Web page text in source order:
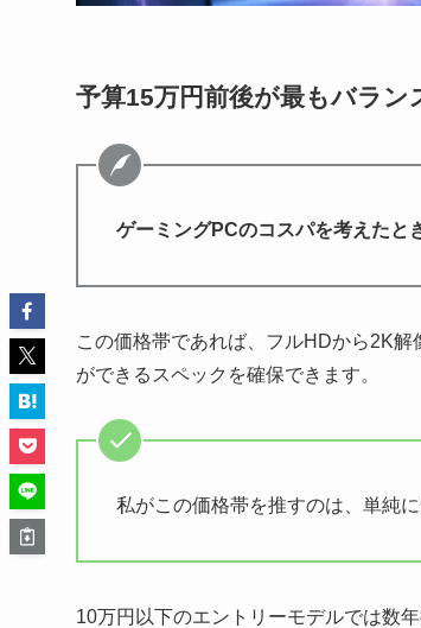
予算15万円前後が最もバラン
ゲーミングPCのコスパを考えたと
この価格帯であれば、フルHDから2K
ができるスペックを確保できます。
私がこの価格帯を推すのは、単純
10万円以下のエントリーモデルでは数